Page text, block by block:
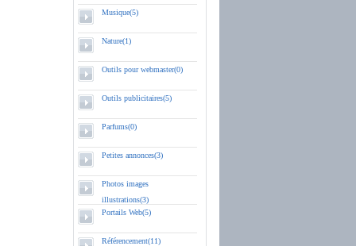
Musique(5)
Nature(1)
Outils pour webmaster(0)
Outils publicitaires(5)
Parfums(0)
Petites annonces(3)
Photos images
illustrations(3)
Portails Web(5)
Référencement(11)